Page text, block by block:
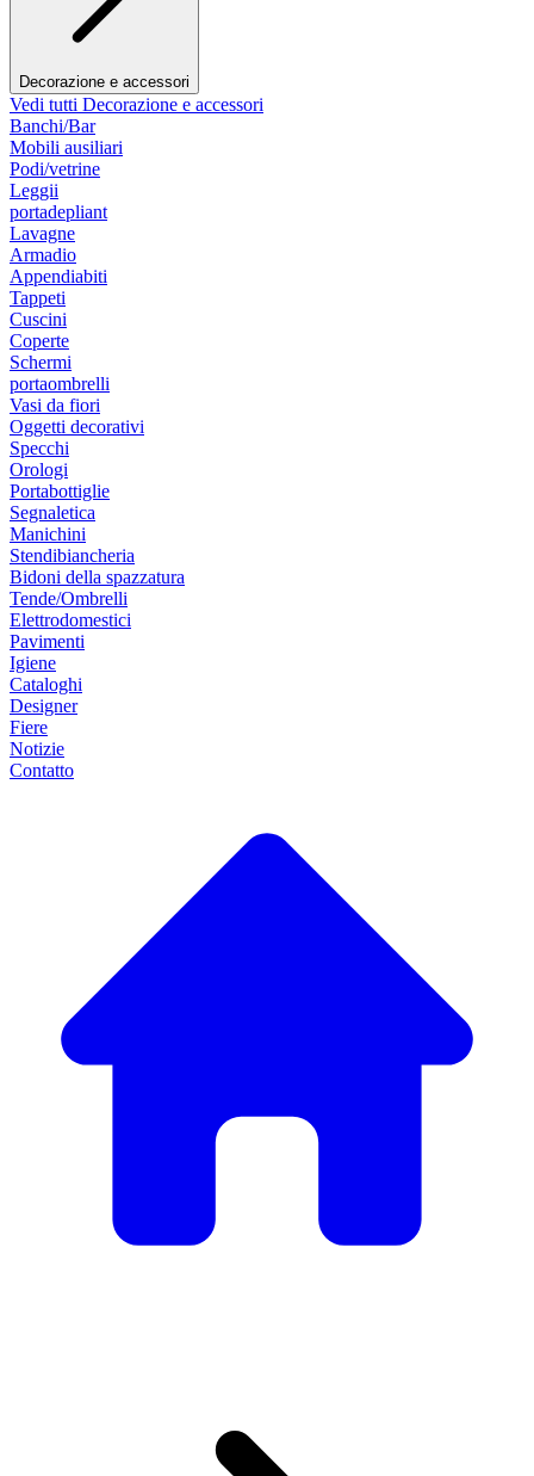
Decorazione e accessori
Vedi tutti Decorazione e accessori
Banchi/Bar
Mobili ausiliari
Podi/vetrine
Leggii
portadepliant
Lavagne
Armadio
Appendiabiti
Tappeti
Cuscini
Coperte
Schermi
portaombrelli
Vasi da fiori
Oggetti decorativi
Specchi
Orologi
Portabottiglie
Segnaletica
Manichini
Stendibiancheria
Bidoni della spazzatura
Tende/Ombrelli
Elettrodomestici
Pavimenti
Igiene
Cataloghi
Designer
Fiere
Notizie
Contatto